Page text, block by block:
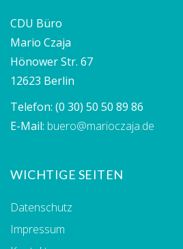
CDU Büro
Mario Czaja
Hönower Str. 67
12623 Berlin
Telefon: (0 30) 50 50 89 86
E-Mail: buero@marioczaja.de
WICHTIGE SEITEN
Datenschutz
Impressum